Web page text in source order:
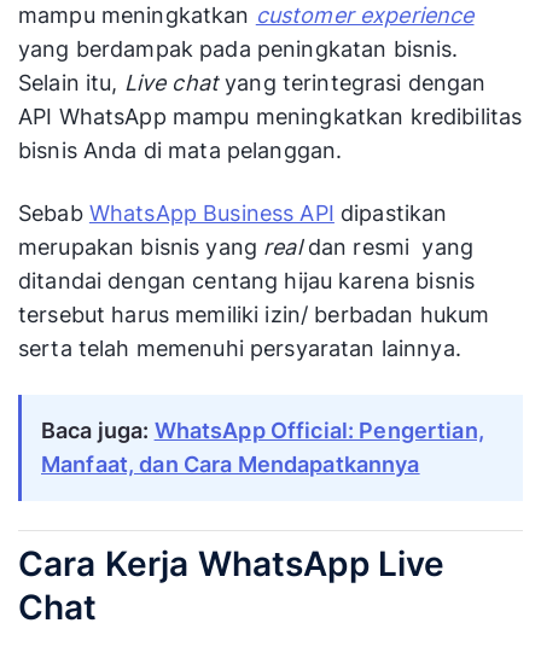
mampu meningkatkan customer experience
yang berdampak pada peningkatan bisnis.
Selain itu, Live chatyang terintegrasi dengan
API WhatsApp mampu meningkatkan kredibilitas
bisnis Anda di mata pelanggan.
Sebab WhatsApp Business API dipastikan
merupakan bisnis yang realdan resmi yang
ditandai dengan centang hijau karena bisnis
tersebut harus memiliki izin/ berbadan hukum
serta telah memenuhi persyaratan lainnya.
Baca juga: WhatsApp Official: Pengertian,
Manfaat, dan Cara Mendapatkannya
Cara Kerja WhatsApp Live
Chat